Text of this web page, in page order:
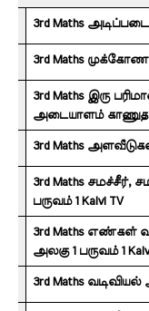
3rd Maths
3rd Maths
3rd Maths இரு
அடையாளம் காணுதல்
3rd Maths
3rd Maths சமச்சீர்,
பருவம் 1 Kalvi TV
3rd Maths எண்கள்
அலகு 1 பருவம் 1
3rd Maths வடிவியல்